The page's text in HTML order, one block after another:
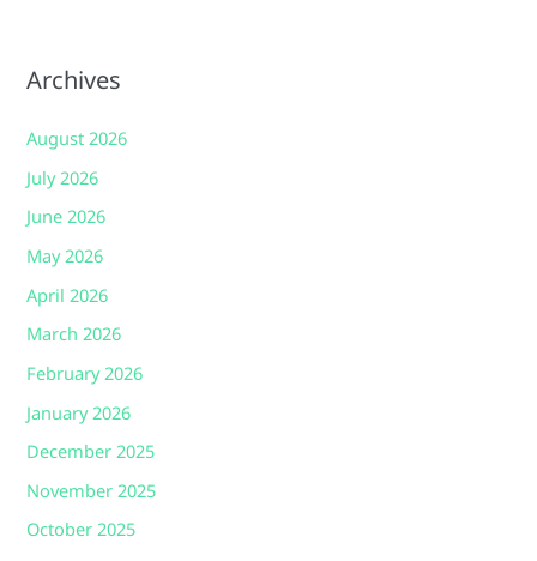
Archives
August 2026
July 2026
June 2026
May 2026
April 2026
March 2026
February 2026
January 2026
December 2025
November 2025
October 2025